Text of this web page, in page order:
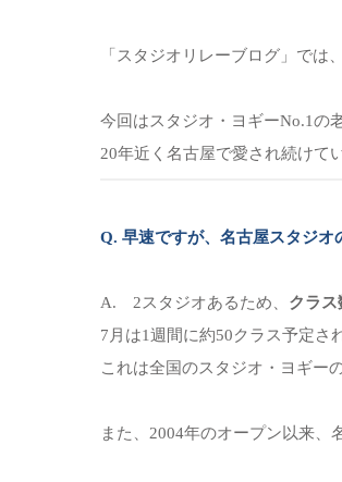
「スタジオリレーブログ」では
今回はスタジオ・ヨギーNo.1の
20年近く名古屋で愛され続けて
Q. 早速ですが、名古屋スタジオ
A. 2スタジオあるため、 クラ
7月は1週間に約50クラス予定さ
これは全国のスタジオ・ヨギー
また、2004年のオープン以来、